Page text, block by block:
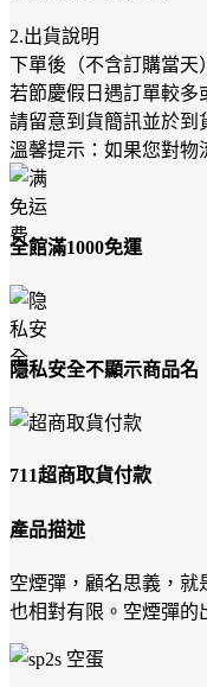
2.出貨說明
下單後（不含訂購當天
若節慶假日遇訂單較多
請留意到貨簡訊並於到
溫馨提示：如果您對物
全館滿1000免運
隱私安全不顯示商品名
711超商取貨付款
產品描述
空煙彈，顧名思義，就
也相對有限。空煙彈的